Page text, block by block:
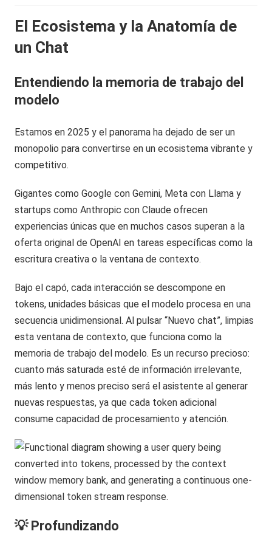
El Ecosistema y la Anatomía de
un Chat
Entendiendo la memoria de trabajo del
modelo
Estamos en 2025 y el panorama ha dejado de ser un
monopolio para convertirse en un ecosistema vibrante y
competitivo.
Gigantes como Google con Gemini, Meta con Llama y
startups como Anthropic con Claude ofrecen
experiencias únicas que en muchos casos superan a la
oferta original de OpenAI en tareas específicas como la
escritura creativa o la ventana de contexto.
Bajo el capó, cada interacción se descompone en
tokens, unidades básicas que el modelo procesa en una
secuencia unidimensional. Al pulsar “Nuevo chat”, limpias
esta ventana de contexto, que funciona como la
memoria de trabajo del modelo. Es un recurso precioso:
cuanto más saturada esté de información irrelevante,
más lento y menos preciso será el asistente al generar
nuevas respuestas, ya que cada token adicional
consume capacidad de procesamiento y atención.
💡 Profundizando